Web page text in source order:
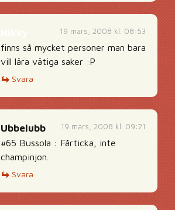
19 mars, 2008 kl. 08:53
finns så mycket personer man bara
vill lära vätiga saker :P
Svara
19 mars, 2008 kl. 09:21
Ubbelubb
#65 Bussola : Fårticka, inte
champinjon.
Svara